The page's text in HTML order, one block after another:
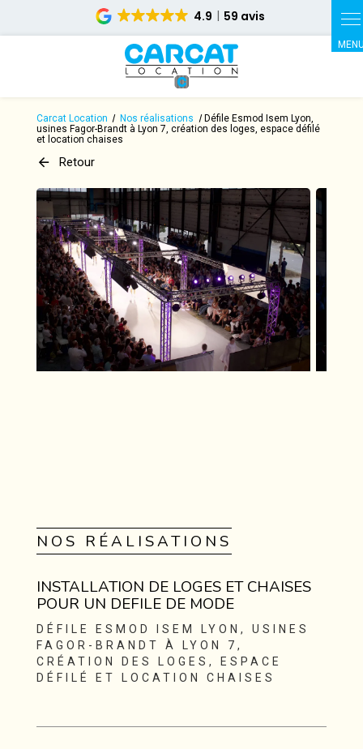
4.9 59 avis
Carcat Location Nos réalisations
Défile Esmod Isem Lyon,
usines Fagor-Brandt à Lyon 7, création des loges, espace défilé
et location chaises
Retour
NOS RÉALISATIONS
INSTALLATION DE LOGES ET CHAISES
POUR UN DEFILE DE MODE
DÉFILE ESMOD ISEM LYON, USINES
FAGOR-BRANDT À LYON 7,
CRÉATION DES LOGES, ESPACE
DÉFILÉ ET LOCATION CHAISES
Panneau de gestion des cookies